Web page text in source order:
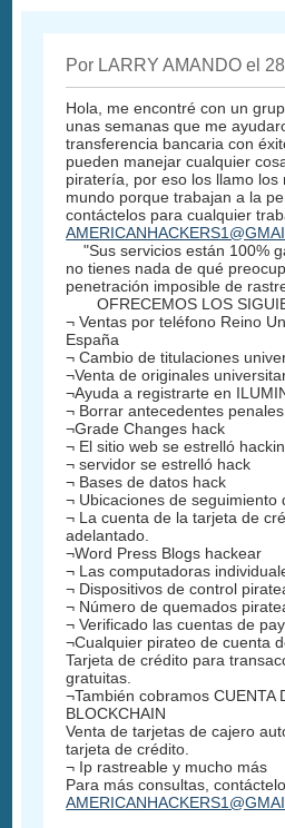
Por LARRY AMANDO el
Hola, me encontré con un
unas semanas que me
transferencia bancaria con
pueden manejar cualquier
piratería, por eso los llamo los
mundo porque trabajan a la
contáctelos para cualquier
"Sus servicios están 100%
no tienes nada de qué
penetración imposible de
OFRECEMOS LOS
¬ Ventas por teléfono Reino
España
¬ Cambio de titulaciones
¬Venta de originales
¬Ayuda a registrarte en
¬ Borrar antecedentes penales.
¬Grade Changes hack
¬ El sitio web se estrelló
¬ servidor se estrelló hack
¬ Bases de datos hack
¬ Ubicaciones de seguimiento
¬ La cuenta de la tarjeta de
adelantado.
¬Word Press Blogs hackear
¬ Las computadoras
¬ Dispositivos de control
¬ Número de quemados
¬ Verificado las cuentas de
¬Cualquier pirateo de cuenta
Tarjeta de crédito para
gratuitas.
¬También cobramos CUENTA
BLOCKCHAIN
Venta de tarjetas de cajero
tarjeta de crédito.
¬ Ip rastreable y mucho más
Para más consultas,